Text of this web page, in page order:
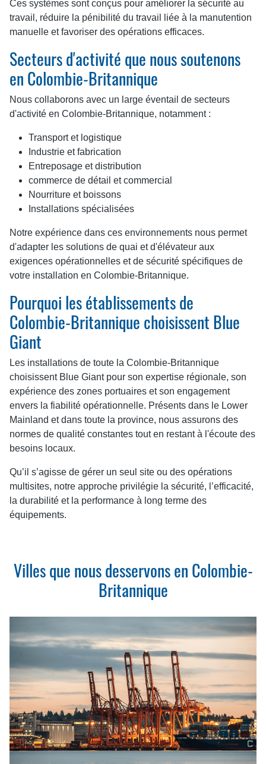
Ces systèmes sont conçus pour améliorer la sécurité au
travail, réduire la pénibilité du travail liée à la manutention
manuelle et favoriser des opérations efficaces.
Secteurs d'activité que nous soutenons
en Colombie-Britannique
Nous collaborons avec un large éventail de secteurs
d'activité en Colombie-Britannique, notamment :
Transport et logistique
Industrie et fabrication
Entreposage et distribution
commerce de détail et commercial
Nourriture et boissons
Installations spécialisées
Notre expérience dans ces environnements nous permet
d'adapter les solutions de quai et d'élévateur aux
exigences opérationnelles et de sécurité spécifiques de
votre installation en Colombie-Britannique.
Pourquoi les établissements de
Colombie-Britannique choisissent Blue
Giant
Les installations de toute la Colombie-Britannique
choisissent Blue Giant pour son expertise régionale, son
expérience des zones portuaires et son engagement
envers la fiabilité opérationnelle. Présents dans le Lower
Mainland et dans toute la province, nous assurons des
normes de qualité constantes tout en restant à l'écoute des
besoins locaux.
Qu’il s’agisse de gérer un seul site ou des opérations
multisites, notre approche privilégie la sécurité, l’efficacité,
la durabilité et la performance à long terme des
équipements.
Villes que nous desservons en Colombie-
Britannique